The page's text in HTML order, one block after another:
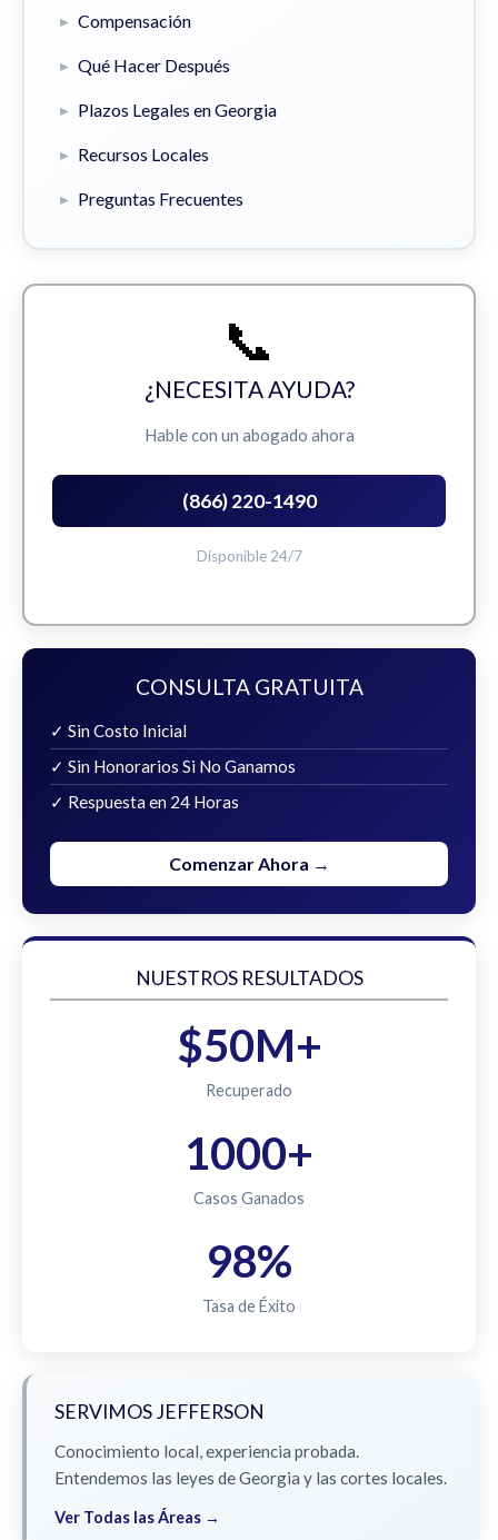
Compensación
Qué Hacer Después
Plazos Legales en Georgia
Recursos Locales
Preguntas Frecuentes
📞
¿NECESITA AYUDA?
Hable con un abogado ahora
(866) 220-1490
Disponible 24/7
CONSULTA GRATUITA
✓ Sin Costo Inicial
✓ Sin Honorarios Si No Ganamos
✓ Respuesta en 24 Horas
Comenzar Ahora →
NUESTROS RESULTADOS
$50M+
Recuperado
1000+
Casos Ganados
98%
Tasa de Éxito
SERVIMOS JEFFERSON
Conocimiento local, experiencia probada.
Entendemos las leyes de Georgia y las cortes locales.
Ver Todas las Áreas →